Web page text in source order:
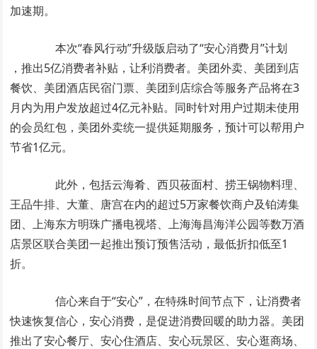
加速期。
本次“春风行动”升级版启动了“安心消费月”计划
，推出5亿消费者补贴，让利消费者。美团外卖、美团到店
餐饮、美团酒店民宿门票、美团到店综合等服务产品将在3
月内为用户发放超过4亿元补贴。同时针对用户过期未使用
的会员红包，美团外卖统一提供延期服务，预计可以帮用户
节省1亿元。
此外，包括云海肴、西贝莜面村、捞王锅物料理、
王品牛排、大董、唐宫在内的超过5万家餐饮商户及铂涛集
团、上海东方明珠广播电视塔、上海海昌海洋公园等数万酒
店景区联合美团一起推出预订预售活动，最低折扣低至1
折。
信心来自于“安心”，在特殊时间节点下，让消费者
快速恢复信心，安心消费，是促进消费回暖的助力器。美团
推出了安心餐厅、安心住酒店、安心玩景区、安心逛商场、